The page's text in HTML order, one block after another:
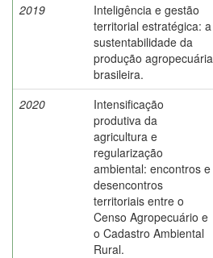
2019
Inteligência e gestão
territorial estratégica: a
sustentabilidade da
produção agropecuária
brasileira.
2020
Intensificação
produtiva da
agricultura e
regularização
ambiental: encontros e
desencontros
territoriais entre o
Censo Agropecuário e
o Cadastro Ambiental
Rural.